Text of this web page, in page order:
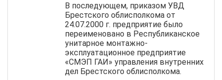
В последующем, приказом УВД
Брестского облисполкома от
24.07.2000 г. предприятие было
переименовано в Республиканское
унитарное монтажно-
эксплуатационное предприятие
«СМЭП ГАИ» управления внутренних
дел Брестского облисполкома.